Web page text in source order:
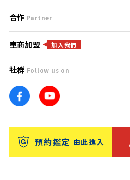
免責聲明
隱私權政策
團隊
車訊網
台灣優良中古車商大獎
聯絡我們
什麼是Goo鑑定？
找好車
找好店
找海外車
消費者評價
合作 Partner
合作夥伴
廣告合作
車商加盟 加入我們
社群 Follow us on
預約鑑定 由此進入